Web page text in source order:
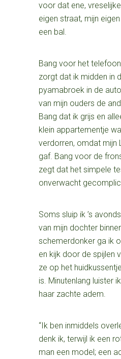
voor dat ene,
eigen straat, mijn
een bal.
Bang voor het
zorgt dat ik midden in
pyamabroek in de
van mijn ouders de
Bang dat ik grijs en
klein appartementje
verdorren, omdat mijn
gaf. Bang voor de
zegt dat het simpele
onverwacht
Soms sluip ik ’s
van mijn dochter
schemerdonker ga ik
en kijk door de spijlen
ze op het
is. Minutenlang luister
haar zachte adem.
“Ik ben inmiddels
denk ik, terwijl ik een
man een model; een